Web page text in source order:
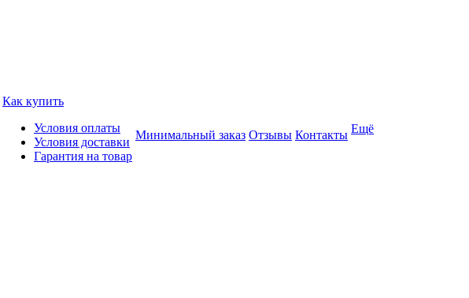
Как купить
Условия оплаты
Условия доставки
Гарантия на товар
Минимальный заказ Отзывы Контакты Ещё